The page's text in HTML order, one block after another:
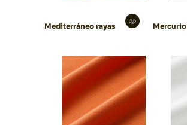
Mediterráneo rayas Mercurio